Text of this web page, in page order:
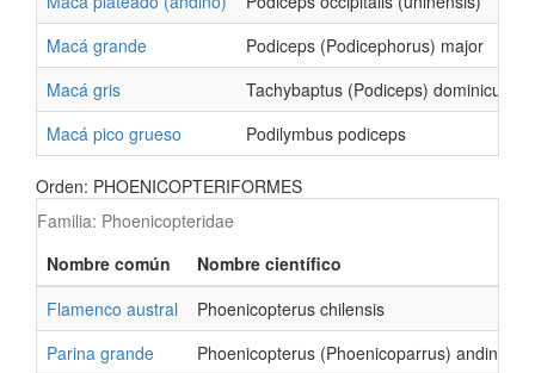
Macá grande
Podiceps (Podicephorus) major
Macá gris
Tachybaptus (Podiceps) dominicus
Macá pico grueso
Podilymbus podiceps
Orden: PHOENICOPTERIFORMES
Familia: Phoenicopteridae
Nombre común
Nombre científico
Flamenco austral
Phoenicopterus chilensis
Parina grande
Phoenicopterus (Phoenicoparrus) andinus